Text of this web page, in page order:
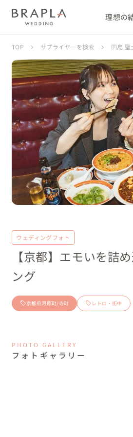
理想の
TOP サプライヤーを検索 田島 聖
ウェディングフォト
【京都】エモいを詰
ング
京都府河原町/寺町 レトロ・街中
PHOTO GALLERY
フォトギャラリー